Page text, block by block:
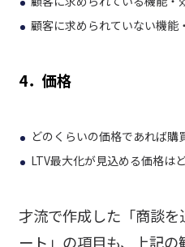
顧客に求められていない機能
4．価格
どのくらいの価格であれば購
LTV最大化が見込める価格は
才流で作成した「商談
ート」の項目も、上記